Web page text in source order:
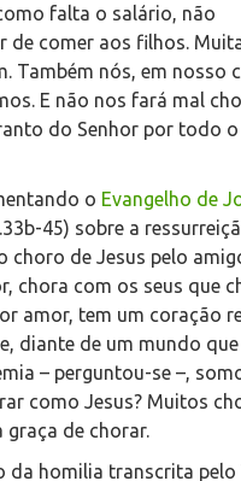
falta o salário, não
de comer aos filhos.
Também nós, em nosso
E não nos fará mal
do Senhor por todo o
o Evangelho de
45) sobre a
choro de Jesus pelo
chora com os seus que
amor, tem um coração
diante de um mundo
– perguntou-se –,
como Jesus? Muitos
graça de chorar.
da homilia transcrita pelo